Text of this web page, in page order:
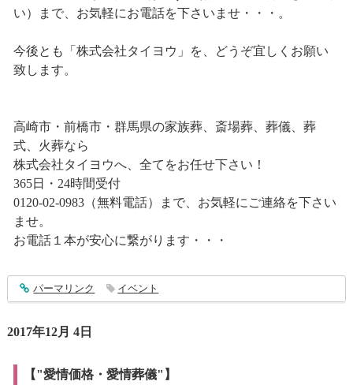
い）まで、お気軽にお電話を下さいませ・・・。
今後とも「株式会社タイヨウ」を、どうぞ宜しくお願い
致します。
高崎市・前橋市・群馬県の家族葬、斎場葬、葬儀、葬
式、火葬なら
株式会社タイヨウへ、全てをお任せ下さい！
365日・24時間受付
0120-02-0983（無料電話）まで、お気軽にご連絡を下さい
ませ。
お電話１本が安心に繋がります・・・
entry1184
パーマリンク イベント
2017年12月 4日
【"愛情価格・愛情葬儀"】